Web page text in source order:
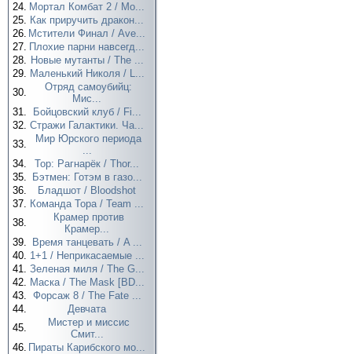
24. Мортал Комбат 2 / Mo...
25. Как приручить дракон...
26. Мстители Финал / Ave...
27. Плохие парни навсегд...
28. Новые мутанты / The ...
29. Маленький Николя / L...
30.
Отряд самоубийц:
Мис...
31.
Бойцовский клуб / Fi...
32. Стражи Галактики. Ча...
33.
Мир Юрского периода
...
34.
Тор: Рагнарёк / Thor...
35.
Бэтмен: Готэм в газо...
36.
Бладшот / Bloodshot
37. Команда Тора / Team ...
38.
Крамер против
Крамер...
39.
Время танцевать / A ...
40. 1+1 / Неприкасаемые ...
41. Зеленая миля / The G...
42. Маска / The Mask [BD...
43. Форсаж 8 / The Fate ...
44.
Девчата
45.
Мистер и миссис
Смит...
46. Пираты Карибского мо...